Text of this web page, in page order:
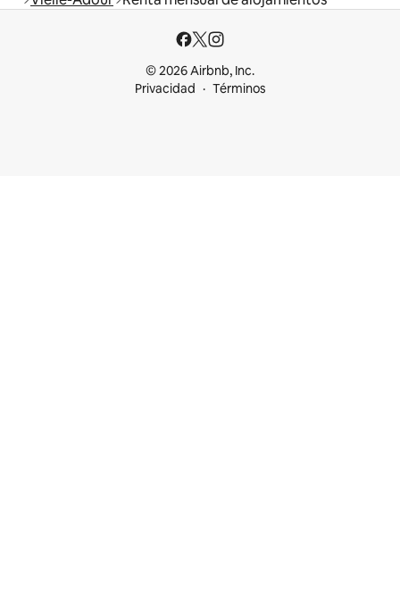
© 2026 Airbnb, Inc.
Privacidad
Términos